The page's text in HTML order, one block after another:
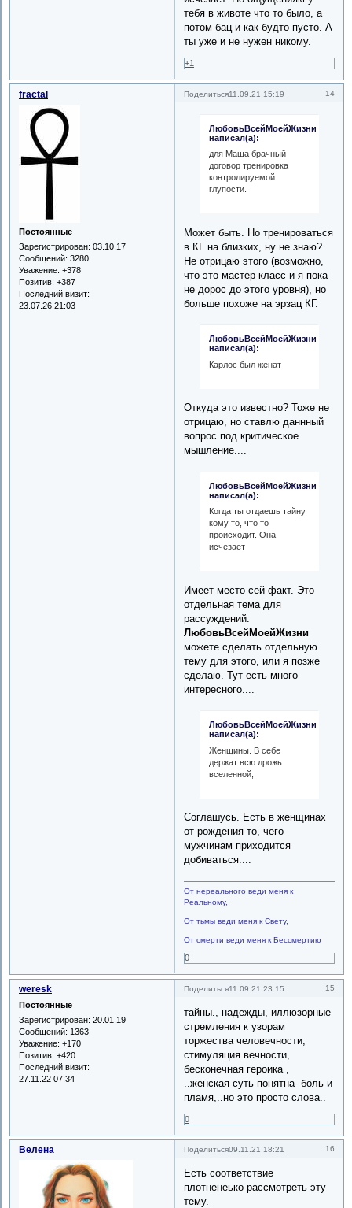
тебя в животе что то было, а
потом бац и как будто пусто. А
ты уже и не нужен никому.
+1
Поделиться 14
11.09.21 15:19
fractal
Постоянные
Зарегистрирован: 03.10.17
Сообщений: 3280
Уважение: +378
Позитив: +387
Последний визит:
23.07.26 21:03
ЛюбовьВсейМоейЖизни
написал(а):
для Маша брачный
договор тренировка
контролируемой
глупости.
Может быть. Но тренироваться
в КГ на близких, ну не знаю?
Не отрицаю этого (возможно,
что это мастер-класс и я пока
не дорос до этого уровня), но
больше похоже на эрзац КГ.
ЛюбовьВсейМоейЖизни
написал(а):
Карлос был женат
Откуда это известно? Тоже не
отрицаю, но ставлю даннный
вопрос под критическое
мышление....
ЛюбовьВсейМоейЖизни
написал(а):
Когда ты отдаешь тайну
кому то, что то
происходит. Она
исчезает
Имеет место сей факт. Это
отдельная тема для
рассуждений.
ЛюбовьВсейМоейЖизни
можете сделать отдельную
тему для этого, или я позже
сделаю. Тут есть много
интересного....
ЛюбовьВсейМоейЖизни
написал(а):
Женщины. В себе
держат всю дрожь
вселенной,
Соглашусь. Есть в женщинах
от рождения то, чего
мужчинам приходится
добиваться....
От нереального веди меня к
Реальному,
От тьмы веди меня к Свету,
От смерти веди меня к Бессмертию
0
Поделиться 15
11.09.21 23:15
weresk
Постоянные
Зарегистрирован: 20.01.19
Сообщений: 1363
Уважение: +170
Позитив: +420
Последний визит:
27.11.22 07:34
тайны., надежды, иллюзорные
стремления к узорам
торжества человечности,
стимуляция вечности,
бесконечная героика ,
..женская суть понятна- боль и
пламя,..но это просто слова..
0
Поделиться 16
09.11.21 18:21
Велена
Есть соответствие
плотненеько рассмотреть эту
тему.